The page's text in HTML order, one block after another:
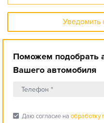
Уведомить
Поможем подобрать
Вашего автомобиля
check_box Даю согласие на обработку